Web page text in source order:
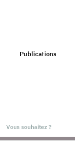
Publications